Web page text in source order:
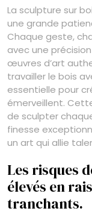
La sculpture sur
une grande
Chaque geste,
avec une
œuvres d’art
travailler le bois
essentielle pour
émerveillent.
de sculpter
finesse
un art qui allie
Les risques
élevés en
tranchants.